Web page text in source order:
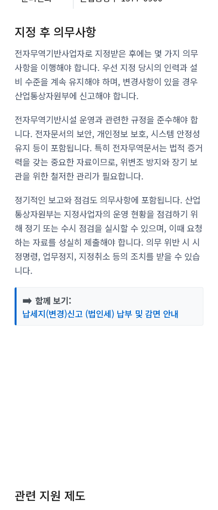
지정 후 의무사항
전자무역기반사업자로 지정받은 후에는 몇 가지 의무
사항을 이행해야 합니다. 우선 지정 당시의 인력과 설
비 수준을 계속 유지해야 하며, 변경사항이 있을 경우
산업통상자원부에 신고해야 합니다.
전자무역기반시설 운영과 관련한 규정을 준수해야 합
니다. 전자문서의 보안, 개인정보 보호, 시스템 안정성
유지 등이 포함됩니다. 특히 전자무역문서는 법적 증거
력을 갖는 중요한 자료이므로, 위변조 방지와 장기 보
관을 위한 철저한 관리가 필요합니다.
정기적인 보고와 점검도 의무사항에 포함됩니다. 산업
통상자원부는 지정사업자의 운영 현황을 점검하기 위
해 정기 또는 수시 점검을 실시할 수 있으며, 이때 요청
하는 자료를 성실히 제출해야 합니다. 의무 위반 시 시
정명령, 업무정지, 지정취소 등의 조치를 받을 수 있습
니다.
➡️ 함께 보기:
납세지(변경)신고 (법인세) 납부 및 감면 안내
관련 지원 제도